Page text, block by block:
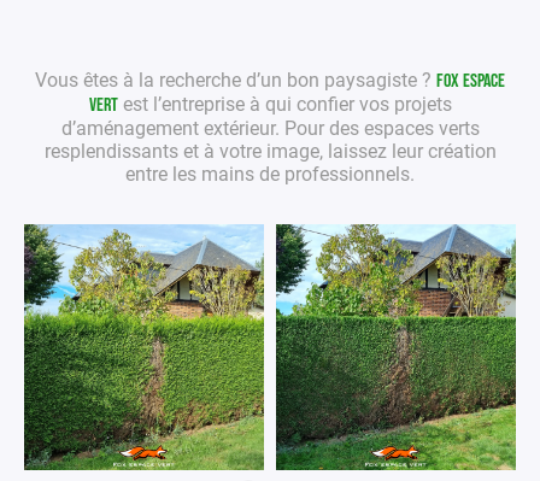
Vous êtes à la recherche d’un bon paysagiste ? Fox Espace
Vertest l’entreprise à qui confier vos projets
d’aménagement extérieur. Pour des espaces verts
resplendissants et à votre image, laissez leur création
entre les mains de professionnels.